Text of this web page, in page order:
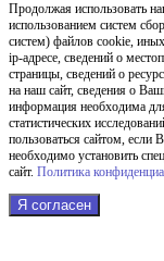
Продолжая использовать
использованием систем
систем) файлов cookie,
ip-адресе, сведений о
страницы, сведений о
на наш сайт, сведения о
информация необходима
статистических
пользоваться сайтом, если
необходимо установить
сайт. Политика
Я согласен